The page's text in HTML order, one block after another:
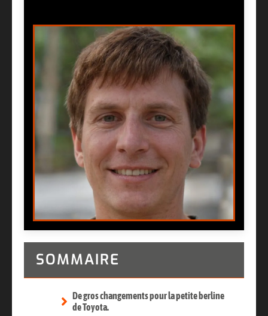
SOMMAIRE
De gros changements pour la petite berline
de Toyota.